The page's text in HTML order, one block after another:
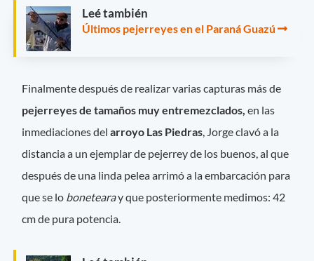
Leé también
Últimos pejerreyes en el Paraná Guazú
Finalmente después de realizar varias capturas más de
pejerreyes de tamaños muy entremezclados, en las
inmediaciones delarroyo Las Piedras , Jorge clavó a la
distancia a un ejemplar de pejerrey de los buenos, al que
después de una linda pelea arrimó a la embarcación para
que se lo bonetearay que posteriormente medimos: 42
cm de pura potencia.